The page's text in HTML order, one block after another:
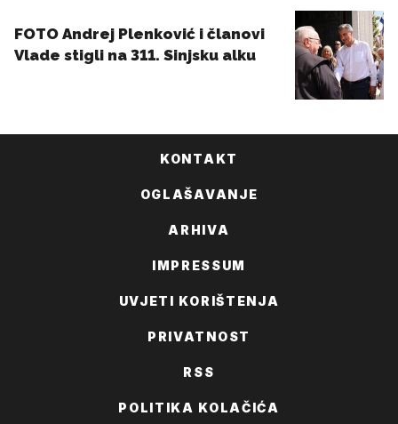
KONTAKT
OGLAŠAVANJE
ARHIVA
IMPRESSUM
UVJETI KORIŠTENJA
PRIVATNOST
RSS
POLITIKA KOLAČIĆA